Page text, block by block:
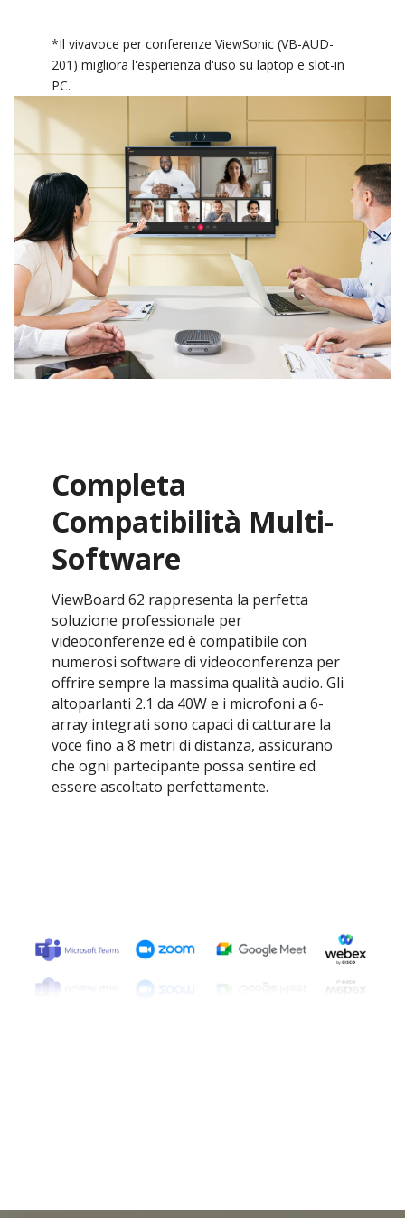
*Il vivavoce per conferenze ViewSonic (VB-AUD-
201) migliora l'esperienza d'uso su laptop e slot-in
PC.
Completa
Compatibilità Multi-
Software
ViewBoard 62 rappresenta la perfetta
soluzione professionale per
videoconferenze ed è compatibile con
numerosi software di videoconferenza per
offrire sempre la massima qualità audio. Gli
altoparlanti 2.1 da 40W e i microfoni a 6-
array integrati sono capaci di catturare la
voce fino a 8 metri di distanza, assicurano
che ogni partecipante possa sentire ed
essere ascoltato perfettamente.